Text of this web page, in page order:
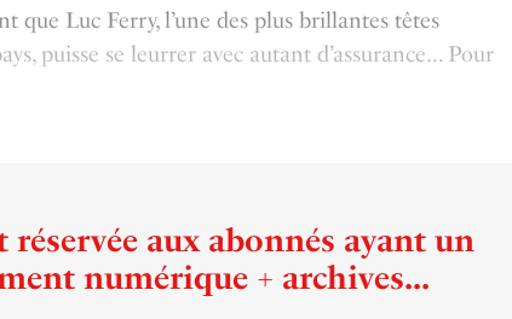
que Luc Ferry, l’une des plus brillantes têtes
puisse se leurrer avec autant d’assurance… Pour
réservée aux abonnés ayant un
numérique + archives...